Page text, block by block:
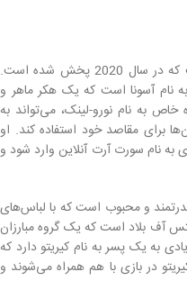
آسونا یک انیمه علمی-تخیلی و اکشن است که در سال 2020 پخش شده است.
نام آسونا است که یک هکر ماهر و
خاص به نام نورو-لینک، می‌تواند به
برای مقاصد خود استفاده کند. او
نام سورت آرت آنلاین وارد شود و
و محبوب است که با لباس‌های
آف بلاد است که یک گروه مبارزان
به یک پسر به نام کیریتو دارد که
در بازی با هم همراه می‌شوند و